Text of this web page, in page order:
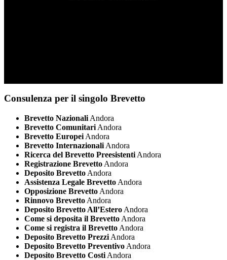
Consulenza per il singolo Brevetto
Brevetto Nazionali Andora
Brevetto Comunitari Andora
Brevetto Europei Andora
Brevetto Internazionali Andora
Ricerca del Brevetto Preesistenti Andora
Registrazione Brevetto Andora
Deposito Brevetto Andora
Assistenza Legale Brevetto Andora
Opposizione Brevetto Andora
Rinnovo Brevetto Andora
Deposito Brevetto All’Estero Andora
Come si deposita il Brevetto Andora
Come si registra il Brevetto Andora
Deposito Brevetto Prezzi Andora
Deposito Brevetto Preventivo Andora
Deposito Brevetto Costi Andora